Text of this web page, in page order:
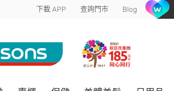
下載 APP 查詢門市 Blog